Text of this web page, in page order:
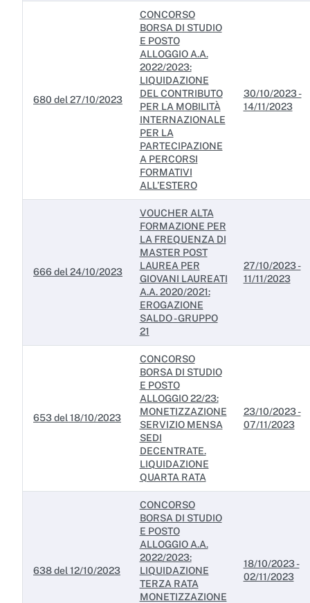
680 del 27/10/2023
CONCORSO
BORSA DI STUDIO
E POSTO
ALLOGGIO A.A.
2022/2023:
LIQUIDAZIONE
DEL CONTRIBUTO
PER LA MOBILITÀ
INTERNAZIONALE
PER LA
PARTECIPAZIONE
A PERCORSI
FORMATIVI
ALL’ESTERO
30/10/2023 -
14/11/2023
666 del 24/10/2023
VOUCHER ALTA
FORMAZIONE PER
LA FREQUENZA DI
MASTER POST
LAUREA PER
GIOVANI LAUREATI
A.A. 2020/2021:
EROGAZIONE
SALDO - GRUPPO
21
27/10/2023 -
11/11/2023
653 del 18/10/2023
CONCORSO
BORSA DI STUDIO
E POSTO
ALLOGGIO 22/23:
MONETIZZAZIONE
SERVIZIO MENSA
SEDI
DECENTRATE.
LIQUIDAZIONE
QUARTA RATA
23/10/2023 -
07/11/2023
638 del 12/10/2023
CONCORSO
BORSA DI STUDIO
E POSTO
ALLOGGIO A.A.
2022/2023:
LIQUIDAZIONE
TERZA RATA
MONETIZZAZIONE
18/10/2023 -
02/11/2023